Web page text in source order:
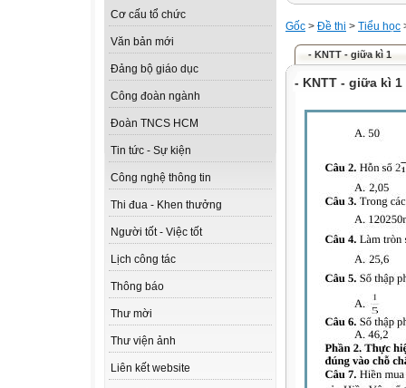
Cơ cấu tổ chức
Văn bản mới
Đảng bộ giáo dục
Công đoàn ngành
Đoàn TNCS HCM
Tin tức - Sự kiện
Công nghệ thông tin
Thi đua - Khen thưởng
Người tốt - Việc tốt
Lịch công tác
Thông báo
Thư mời
Thư viện ảnh
Liên kết website
Gốc > Đề thi > Tiểu học
- KNTT - giữa kì 1
- KNTT - giữa kì 1